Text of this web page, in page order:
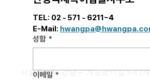
서울특별시 강남구 개포로31길 9-8 (
TEL: 02 - 571 - 6211~4
E-Mail:
성함 *
이메일 *